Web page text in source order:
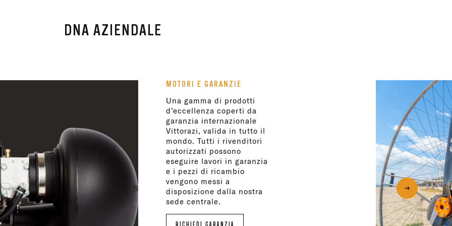
DNA AZIENDALE
MOTORI E GARANZIE
Una gamma di prodotti
d’eccellenza coperti da
garanzia internazionale
Vittorazi, valida in tutto il
mondo. Tutti i rivenditori
autorizzati possono
eseguire lavori in garanzia
e i pezzi di ricambio
vengono messi a
disposizione dalla nostra
sede centrale.